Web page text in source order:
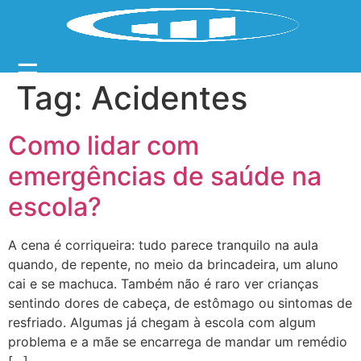
☰
Tag: Acidentes
Como lidar com
emergências de saúde na
escola?
A cena é corriqueira: tudo parece tranquilo na aula
quando, de repente, no meio da brincadeira, um aluno
cai e se machuca. Também não é raro ver crianças
sentindo dores de cabeça, de estômago ou sintomas de
resfriado. Algumas já chegam à escola com algum
problema e a mãe se encarrega de mandar um remédio